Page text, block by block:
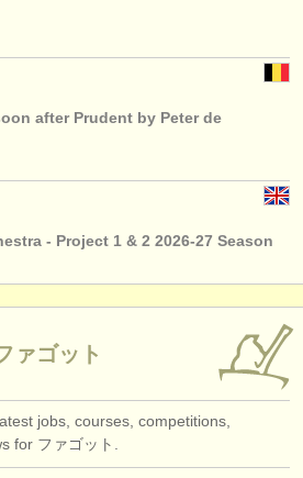
after Prudent by Peter de
- Project 1 & 2 2026-27 Season
ァゴット
jobs, courses, competitions,
for ファゴット.